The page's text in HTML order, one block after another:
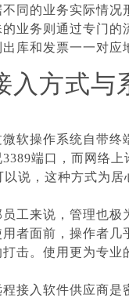
同的业务实际情
业务则通过专门
库和发票一一对应
入方式与
软操作系统自带
3389端口，而网络上
以说，这种方式为
工来说，管理也
者面前，操作者
击。使用更为专业
接入软件供应商